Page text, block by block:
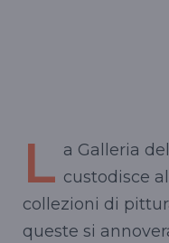
L a Galleria
custodisce
collezioni di
queste si